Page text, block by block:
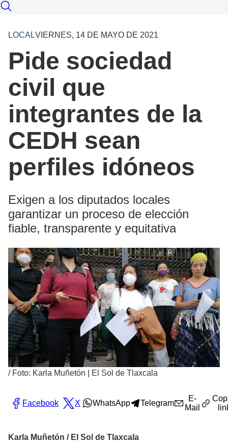
LOCALVIERNES, 14 DE MAYO DE 2021
Pide sociedad
civil que
integrantes de la
CEDH sean
perfiles idóneos
Exigen a los diputados locales
garantizar un proceso de elección
fiable, transparente y equitativa
/ Foto: Karla Muñetón | El Sol de Tlaxcala
Facebook X WhatsApp Telegram
E-
Mail
Karla Muñetón / El Sol de Tlaxcala